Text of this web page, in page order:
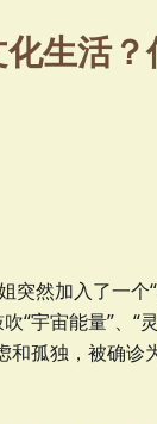
生活
突然加入了一个
“宇宙能量”、“
和孤独，被确诊